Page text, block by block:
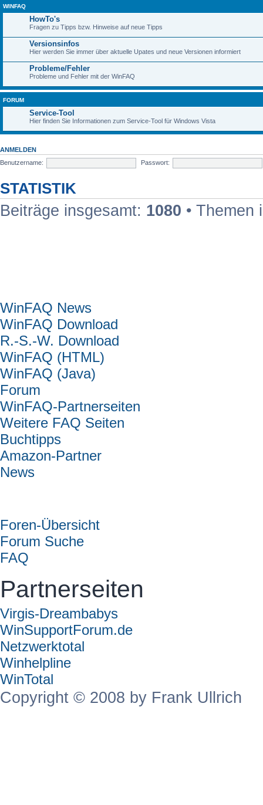
WINFAQ
HowTo's
Fragen zu Tipps bzw. Hinweise auf neue Tipps
Versionsinfos
Hier werden Sie immer über aktuelle Upates und neue Versionen informiert
Probleme/Fehler
Probleme und Fehler mit der WinFAQ
FORUM
Service-Tool
Hier finden Sie Informationen zum Service-Tool für Windows Vista
ANMELDEN
Benutzername:
Passwort:
STATISTIK
Beiträge insgesamt: 1080 •
WinFAQ News
WinFAQ Download
R.-S.-W. Download
WinFAQ (HTML)
WinFAQ (Java)
Forum
WinFAQ-Partnerseiten
Weitere FAQ Seiten
Buchtipps
Amazon-Partner
News
Foren-Übersicht
Forum Suche
FAQ
Partnerseiten
Virgis-Dreambabys
WinSupportForum.de
Netzwerktotal
Winhelpline
WinTotal
Copyright © 2008 by Frank Ullrich